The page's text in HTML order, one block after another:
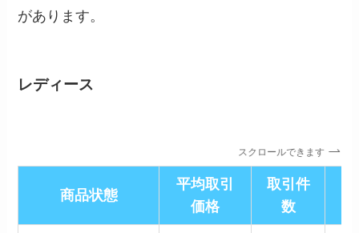
があります。
レディース
スクロールできます
商品状態
平均取引
価格
取引件
数